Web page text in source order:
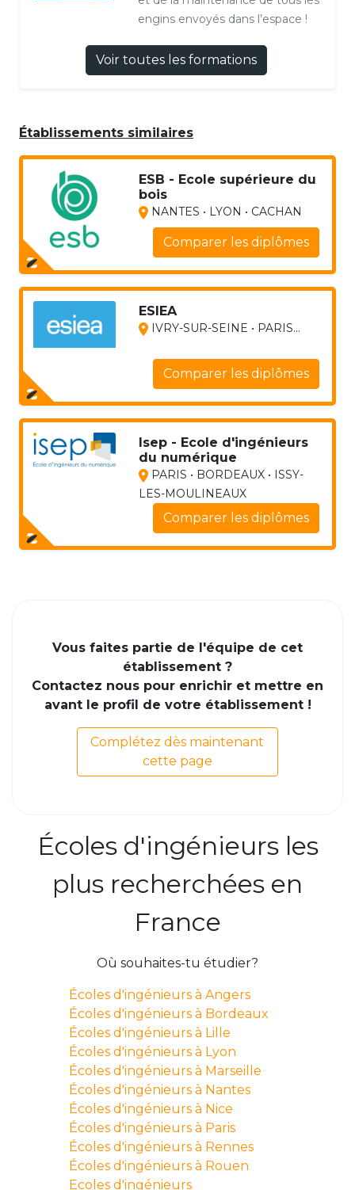
engins envoyés dans l’espace !
Voir toutes les formations
Établissements similaires
ESB - Ecole supérieure du
bois
NANTES • LYON • CACHAN
Comparer les diplômes
ESIEA
IVRY-SUR-SEINE • PARIS...
Comparer les diplômes
Isep - Ecole d'ingénieurs
du numérique
PARIS • BORDEAUX • ISSY-
LES-MOULINEAUX
Comparer les diplômes
Vous faites partie de l'équipe de cet
établissement ?
Contactez nous pour enrichir et mettre en
avant le profil de votre établissement !
Complétez dès maintenant
cette page
Écoles d'ingénieurs les
plus recherchées en
France
Où souhaites-tu étudier?
Écoles d'ingénieurs à Angers
Écoles d'ingénieurs à Bordeaux
Écoles d'ingénieurs à Lille
Écoles d'ingénieurs à Lyon
Écoles d'ingénieurs à Marseille
Écoles d'ingénieurs à Nantes
Écoles d'ingénieurs à Nice
Écoles d'ingénieurs à Paris
Écoles d'ingénieurs à Rennes
Écoles d'ingénieurs à Rouen
Ecoles d'ingénieurs